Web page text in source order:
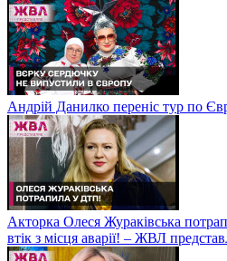
Андрій Данилко переніс тур по
Акторка Олеся Жураківська
втік з місця аварії! – ЖВЛ